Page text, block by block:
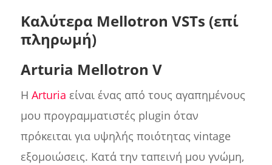
Καλύτερα Mellotron VSTs (επί
πληρωμή)
Arturia Mellotron V
Η Arturia είναι ένας από τους αγαπημένους
μου προγραμματιστές plugin όταν
πρόκειται για υψηλής ποιότητας vintage
εξομοιώσεις. Κατά την ταπεινή μου γνώμη,